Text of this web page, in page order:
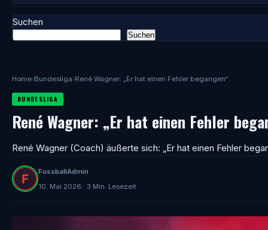
Home›Bundesliga›René Wagner: „Er hat einen Fehler begangen“
BUNDESLIGA
René Wagner: „Er hat einen Fehler
René Wagner (Coach) äußerte sich: „Er hat einen Fehler
FussballAdmin
10. Mai 2026 · 3 Min. Lesezeit
Suchen
Suchen